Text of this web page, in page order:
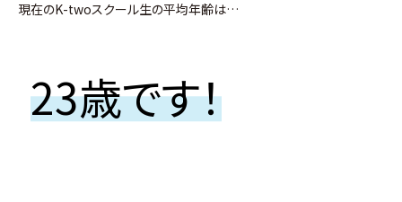
現在のK-twoスクール生の平均年齢は…
23歳です！